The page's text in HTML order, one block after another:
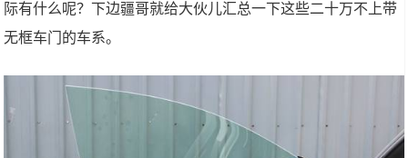
际有什么呢？下边疆哥就给大伙儿汇总一下这些二十万不上带
无框车门的车系。